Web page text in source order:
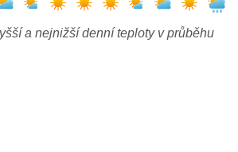
a nejnižší denní teploty v průběhu